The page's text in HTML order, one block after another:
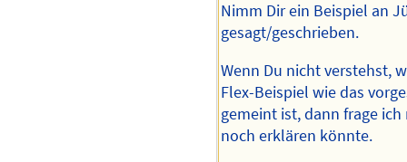
Nimm Dir ein Beispiel an
gesagt/geschrieben.
Wenn Du nicht verstehst,
Flex-Beispiel wie das
gemeint ist, dann frage
noch erklären könnte.